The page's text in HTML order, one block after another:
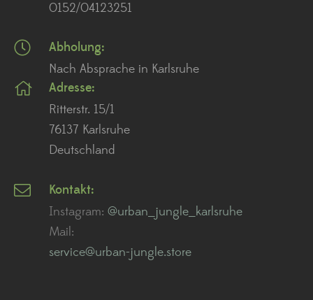
0152/04123251
Abholung:
Nach Absprache in Karlsruhe
Adresse:
Ritterstr. 15/1
76137 Karlsruhe
Deutschland
Kontakt:
Instagram: @urban_jungle_karlsruhe
Mail:
service@urban-jungle.store